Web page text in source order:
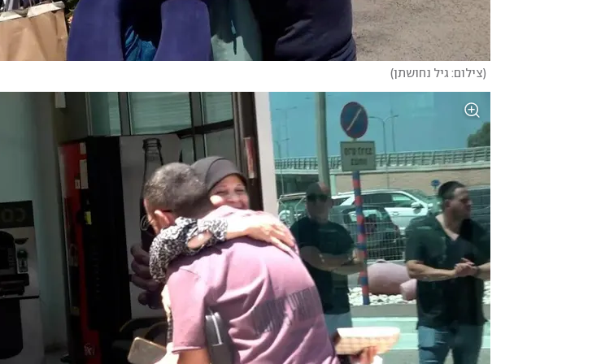
(צילום: גיל נחושתן)